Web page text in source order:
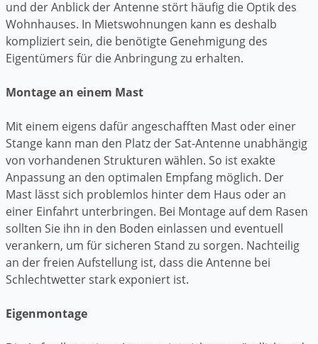
und der Anblick der Antenne stört häufig die Optik des
Wohnhauses. In Mietswohnungen kann es deshalb
kompliziert sein, die benötigte Genehmigung des
Eigentümers für die Anbringung zu erhalten.
Montage an einem Mast
Mit einem eigens dafür angeschafften Mast oder einer
Stange kann man den Platz der Sat-Antenne unabhängig
von vorhandenen Strukturen wählen. So ist exakte
Anpassung an den optimalen Empfang möglich. Der
Mast lässt sich problemlos hinter dem Haus oder an
einer Einfahrt unterbringen. Bei Montage auf dem Rasen
sollten Sie ihn in den Boden einlassen und eventuell
verankern, um für sicheren Stand zu sorgen. Nachteilig
an der freien Aufstellung ist, dass die Antenne bei
Schlechtwetter stark exponiert ist.
Eigenmontage